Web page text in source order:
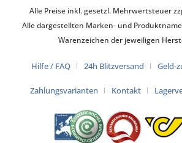
Alle Preise inkl. gesetzl. Mehrwertsteuer
Alle dargestellten Marken- und
Warenzeichen der jeweiligen
Hilfe / FAQ 24h Blitzversand Geld-
Zahlungsvarianten Kontakt